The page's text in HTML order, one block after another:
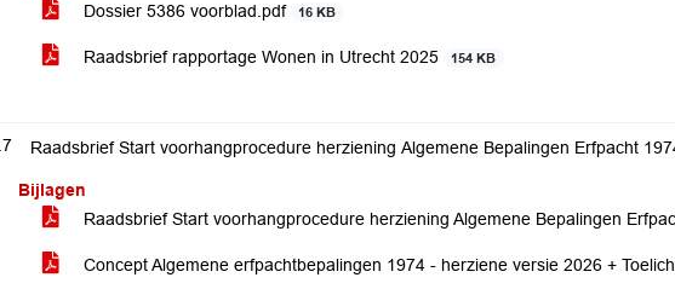
Dossier 5386 voorblad.pdf
16 KB
Raadsbrief rapportage Wonen in Utrecht 2025 154 KB
Raadsbrief Start voorhangprocedure herziening Algemene Bepalingen Erfpacht
Bijlagen
Raadsbrief Start voorhangprocedure herziening Algemene Bepalingen
Concept Algemene erfpachtbepalingen 1974 - herziene versie 2026 +